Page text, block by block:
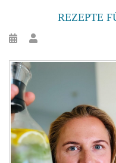
REZEPTE